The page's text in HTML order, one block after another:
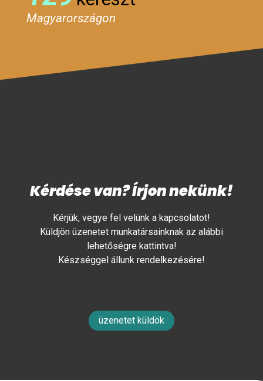
Magyarországon
Kérdése van? Írjon nekünk!
Kérjük, vegye fel velünk a kapcsolatot!
Küldjön üzenetet munkatársainknak az alábbi
lehetőségre kattintva!
Készséggel állunk rendelkezésére!
üzenetet küldök